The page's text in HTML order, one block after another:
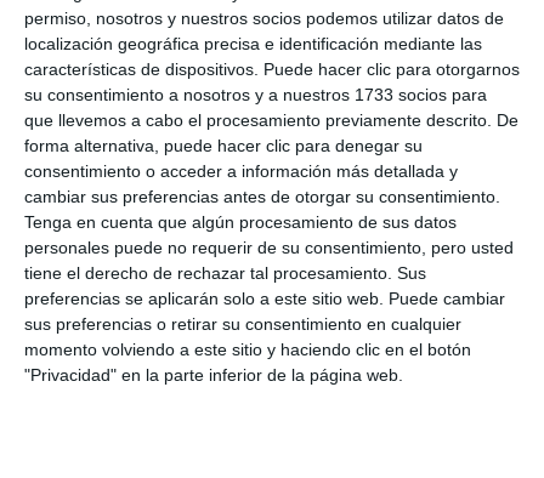
permiso, nosotros y nuestros socios podemos utilizar datos de
localización geográfica precisa e identificación mediante las
características de dispositivos. Puede hacer clic para otorgarnos
su consentimiento a nosotros y a nuestros 1733 socios para
que llevemos a cabo el procesamiento previamente descrito. De
forma alternativa, puede hacer clic para denegar su
consentimiento o acceder a información más detallada y
cambiar sus preferencias antes de otorgar su consentimiento.
Tenga en cuenta que algún procesamiento de sus datos
personales puede no requerir de su consentimiento, pero usted
tiene el derecho de rechazar tal procesamiento. Sus
preferencias se aplicarán solo a este sitio web. Puede cambiar
sus preferencias o retirar su consentimiento en cualquier
momento volviendo a este sitio y haciendo clic en el botón
"Privacidad" en la parte inferior de la página web.